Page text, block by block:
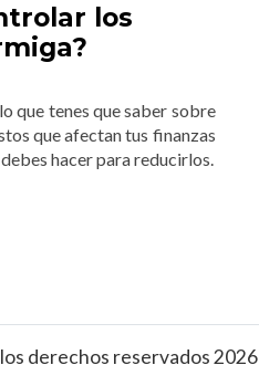
los
que tenes que saber sobre
que afectan tus finanzas
hacer para reducirlos.
derechos reservados 2026